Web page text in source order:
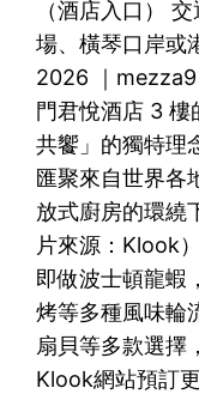
（酒店入口）
場、橫琴口岸或
2026 ｜mezza9
門君悅酒店 3
共饗」的獨特理
匯聚來自世界各
放式廚房的環繞
片來源：Klook
即做波士頓龍蝦
烤等多種風味輪
扇貝等多款選擇
Klook網站預訂